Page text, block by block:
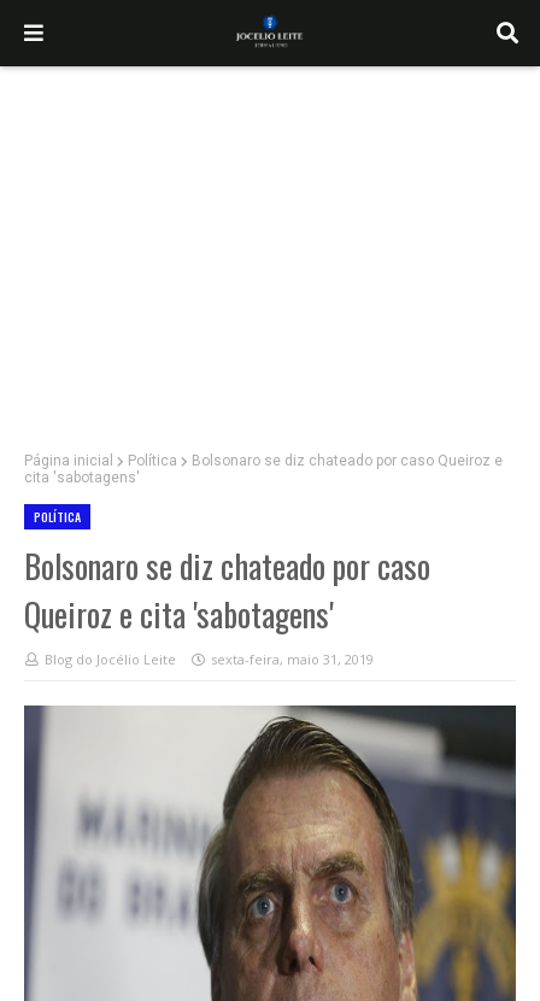
Página inicial Política
Bolsonaro se diz chateado por caso Queiroz e
cita 'sabotagens'
POLÍTICA
Bolsonaro se diz chateado por caso
Queiroz e cita 'sabotagens'
Blog do Jocélio Leite sexta-feira, maio 31, 2019